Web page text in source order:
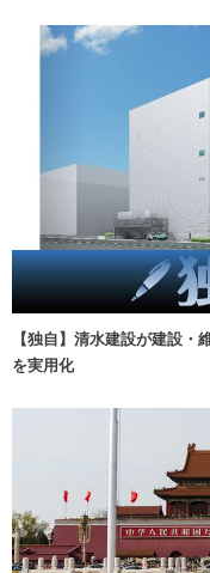
【独自】清水建設が建設
を実用化